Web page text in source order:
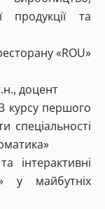
продукції та
«ROU»
доцент
курсу першого
спеціальності
інтерактивні
у майбутніх